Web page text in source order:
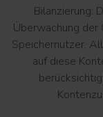
Bilanzierung:
Überwachung der
Speichernutzer.
auf diese